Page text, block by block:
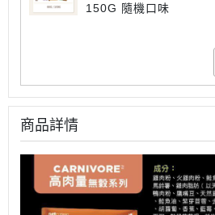
150G 隨機口味
商品詳情